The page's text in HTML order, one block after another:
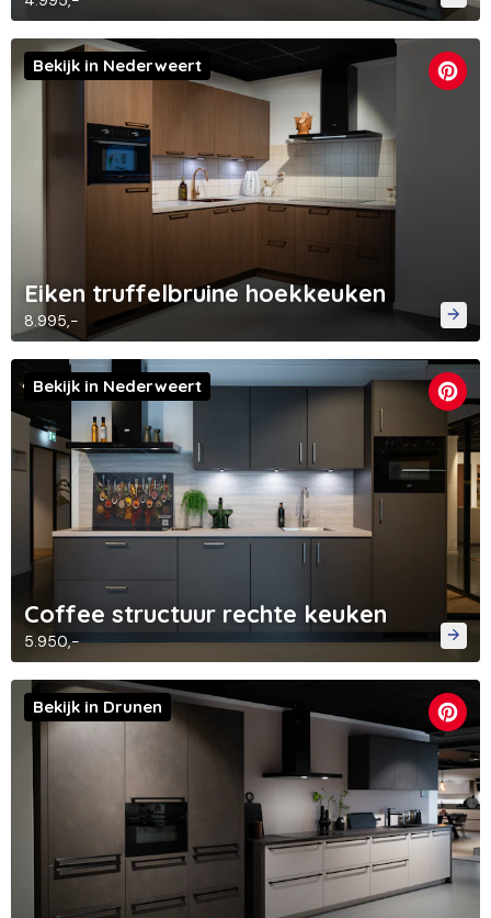
Eiken truffelbruine hoekkeuken
8.995,-
Bekijk in Nederweert
Coffee structuur rechte keuken
5.950,-
Bekijk in Nederweert
Bekijk in Drunen